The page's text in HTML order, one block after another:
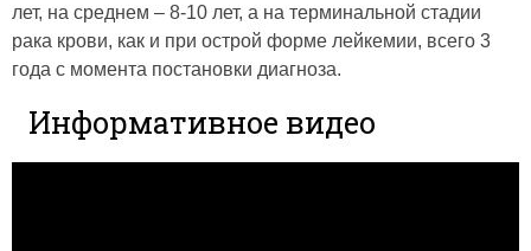
лет, на среднем – 8-10 лет, а на терминальной стадии
рака крови, как и при острой форме лейкемии, всего 3
года с момента постановки диагноза.
Информативное видео